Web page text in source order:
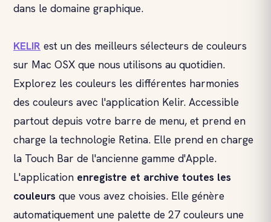
dans le domaine graphique.
KELIR est un des meilleurs sélecteurs de couleurs
sur Mac OSX que nous utilisons au quotidien.
Explorez les couleurs les différentes harmonies
des couleurs avec l'application Kelir. Accessible
partout depuis votre barre de menu, et prend en
charge la technologie Retina. Elle prend en charge
la Touch Bar de l'ancienne gamme d'Apple.
L'application enregistre et archive toutes les
couleurs que vous avez choisies. Elle génère
automatiquement une palette de 27 couleurs une